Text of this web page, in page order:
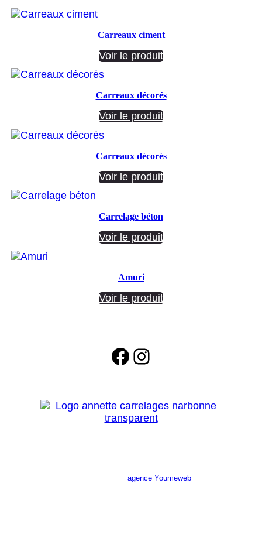
Carreaux ciment
Voir le produit
Carreaux décorés
Voir le produit
Carreaux décorés
Voir le produit
Carrelage béton
Voir le produit
Amuri
Voir le produit
Facebook
Instagram
agence Youmeweb